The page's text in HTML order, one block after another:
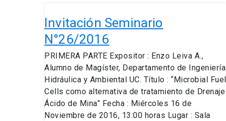
Invitación Seminario
N°26/2016
PRIMERA PARTE Expositor : Enzo Leiva A.,
Alumno de Magíster, Departamento de Ingeniería
Hidráulica y Ambiental UC. Título : “Microbial Fuel
Cells como alternativa de tratamiento de Drenaje
Ácido de Mina” Fecha : Miércoles 16 de
Noviembre de 2016, 13:00 horas Lugar : Sala
Seminario
N°26/2016